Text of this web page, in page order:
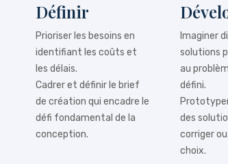
Définir
Prioriser les besoins en
identifiant les coûts et
les délais.
Cadrer et définir le brief
de création qui encadre le
défi fondamental de la
conception.
Imaginer
solutions
au
défini.
des
corriger
choix.